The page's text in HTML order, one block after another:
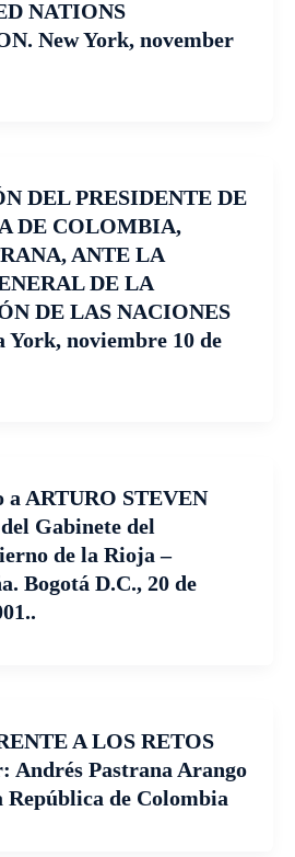
NATIONS
New York, november
DEL PRESIDENTE DE
DE COLOMBIA,
ANTE LA
DE LA
DE LAS NACIONES
York, noviembre 10 de
a ARTURO STEVEN
Gabinete del
de la Rioja –
Bogotá D.C., 20 de
A LOS RETOS
Andrés Pastrana Arango
República de Colombia